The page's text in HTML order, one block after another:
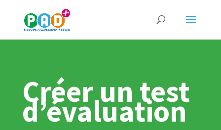
Créer un test
d’évaluation